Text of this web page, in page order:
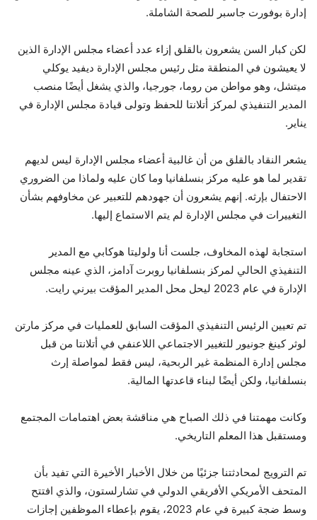
إدارة بوفورت جاسبر للصحة الشاملة.
لكن كبار السن يشعرون بالقلق إزاء عدد أعضاء مجلس الإدارة الذين
لا يعيشون في المنطقة مثل رئيس مجلس الإدارة ديفيد يوكلي
ميتشل، وهو مواطن من روما، جورجيا، والذي يشغل أيضًا منصب
المدير التنفيذي لمركز أتلانتا للحفظ وتولى قيادة مجلس الإدارة في
يناير.
يشعر النقاد بالقلق من أن غالبية أعضاء مجلس الإدارة ليس لديهم
تقدير لما هو عليه مركز بنسلفانيا وما كان عليه ولماذا من الضروري
الاحتفال بإرثه. إنهم يشعرون أن جهودهم للتعبير عن مخاوفهم بشأن
التغييرات في مجلس الإدارة لم يتم الاستماع إليها.
استجابة لهذه المخاوف، جلست أنا ولوليتا هوكابي مع المدير
التنفيذي الحالي لمركز بنسلفانيا روبرت آدامز، الذي عينه مجلس
الإدارة في عام 2023 ليحل محل المدير المؤقت بيرني رايت.
تم تعيين الرئيس التنفيذي المؤقت السابق للعمليات في مركز مارتن
لوثر كينغ جونيور للتغيير الاجتماعي اللاعنفي في أتلانتا من قبل
مجلس إدارة المنظمة غير الربحية، ليس فقط لمواصلة إرث
بنسلفانيا، ولكن أيضًا لبناء قاعدتها المالية.
وكانت مهمتنا في ذلك الصباح هي مناقشة بعض اهتمامات المجتمع
ومستقبل هذا المعلم التاريخي.
تم الترويج لمحادثتنا جزئيًا من خلال الأخبار الأخيرة التي تفيد بأن
المتحف الأمريكي الأفريقي الدولي في تشارلستون، والذي افتتح
وسط ضجة كبيرة في عام 2023، يقوم بإعطاء الموظفين إجازات